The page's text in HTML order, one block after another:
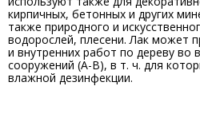
кирпичных, бетонных и других
также природного и
водорослей, плесени. Лак может
и внутренних работ по дереву во
сооружений (А-В), в т. ч. для
влажной дезинфекции.